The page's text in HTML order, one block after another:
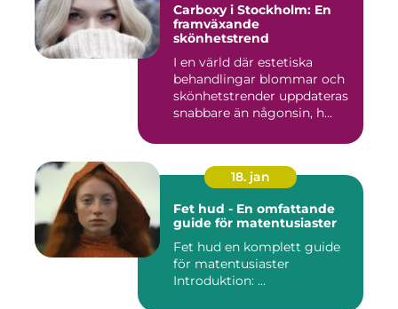
Carboxy i Stockholm: En
framväxande
skönhetstrend
I en värld där estetiska
behandlingar blommar och
skönhetstrender uppdateras
snabbare än någonsin, h...
18. jan
Fet hud - En omfattande
guide för matentusiaster
Fet hud en komplett guide
för matentusiaster
Introduktion: ...